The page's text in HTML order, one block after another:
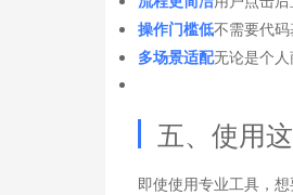
操作门槛低不需要代
多场景适配无论是个
五、使用
即使使用专业工具，